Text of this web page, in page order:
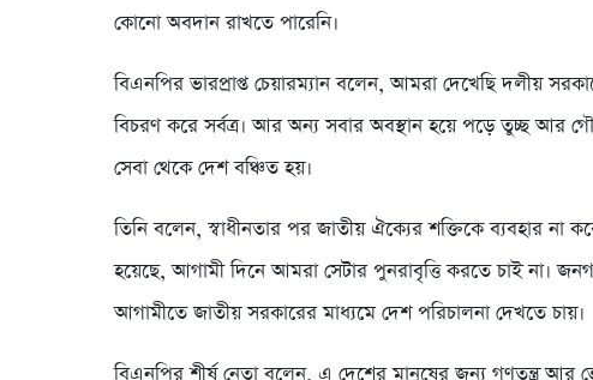
কোনো অবদান রাখতে পারেনি।
বিএনপির ভারপ্রাপ্ত চেয়ারম্যান বলেন, আমরা দেখেছি দলীয়
বিচরণ করে সর্বত্র। আর অন্য সবার অবস্থান হয়ে পড়ে তুচ্ছ আর
সেবা থেকে দেশ বঞ্চিত হয়।
তিনি বলেন, স্বাধীনতার পর জাতীয় ঐক্যের শক্তিকে ব্যবহার না
হয়েছে, আগামী দিনে আমরা সেটার পুনরাবৃত্তি করতে চাই না।
আগামীতে জাতীয় সরকারের মাধ্যমে দেশ পরিচালনা দেখতে চায়।